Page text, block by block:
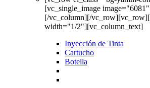
[vc_single_image
[/vc_column][/
width="1/2"][vc_column_text]
Inyección de Tinta
Cartucho
Botella